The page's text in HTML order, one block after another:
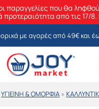
παραγγελίες που θα
προτεραιότητα από τις 17/
με αγορές από 49€ και
ΥΓΙΕΙΝΗ & ΟΜΟΡΦΙΑ »